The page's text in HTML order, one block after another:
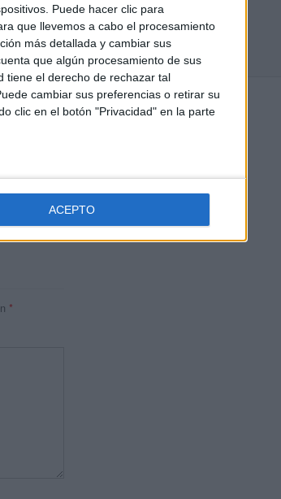
Puede hacer clic para
que llevemos a cabo el procesamiento
más detallada y cambiar sus
que algún procesamiento de sus
tiene el derecho de rechazar tal
cambiar sus preferencias o retirar su
clic en el botón "Privacidad" en la parte
ACEPTO
*